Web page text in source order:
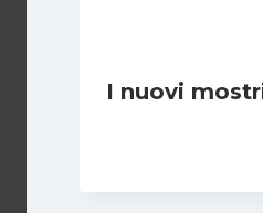
I nuovi